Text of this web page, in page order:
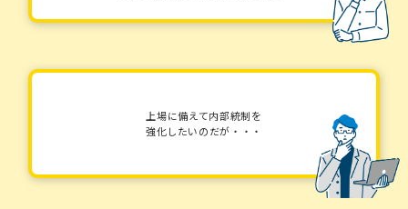
上場に備えて内部統制を
強化したいのだが・・・